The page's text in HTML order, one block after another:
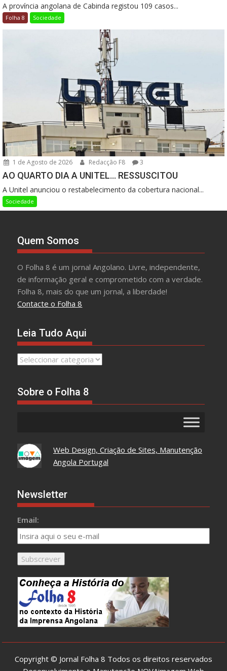
A província angolana de Cabinda registou 109 casos...
Folha 8 Sociedade
1 de Agosto de 2026 Redacção F8 3
AO QUARTO DIA A UNITEL… RESSUSCITOU
A Unitel anunciou o restabelecimento da cobertura nacional...
Sociedade
Quem Somos
O Folha 8 é um jornal Angolano. Livre, independente,
de informação geral e comprometido com a verdade.
Folha 8, mais do que um jornal, a liberdade!
Contacte o Folha 8
Leia Tudo Aqui
Leia
Sobre o Folha 8
Web Design, Criação de Sites, Manutenção
Angola Portugal
Newsletter
Email:
Copyright © Jornal Folha 8 Todos os direitos reservados